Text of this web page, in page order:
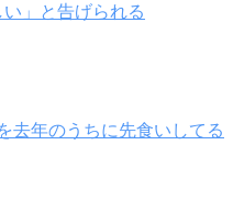
」と告げられる
去年のうちに先食いしてる